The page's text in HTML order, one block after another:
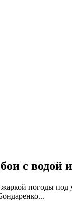
с водой
погоды